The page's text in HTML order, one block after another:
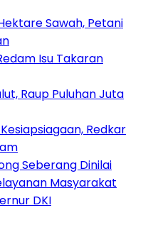
Sawah, Petani
Isu Takaran
Raup Puluhan Juta
Redkar
Seberang Dinilai
Masyarakat
DKI